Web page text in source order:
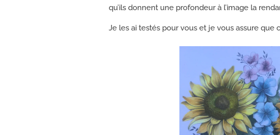
qu’ils donnent une profondeur à l’image la
Je les ai testés pour vous et je vous assure que